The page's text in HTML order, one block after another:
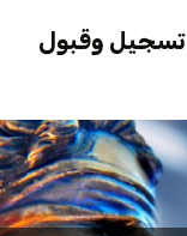
تسجيل وقبول